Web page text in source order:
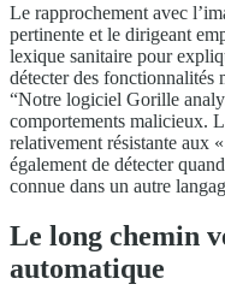
Le rapprochement avec
pertinente et le dirigeant
lexique sanitaire pour
détecter des fonctionnalités
“Notre logiciel Gorille
comportements malicieux.
relativement résistante aux
également de détecter
connue dans un autre
Le long chemin
automatique